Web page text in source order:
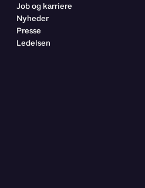
Job og karriere
Nyheder
Presse
Ledelsen